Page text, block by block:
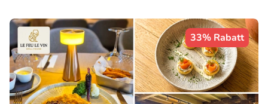
33% Rabatt